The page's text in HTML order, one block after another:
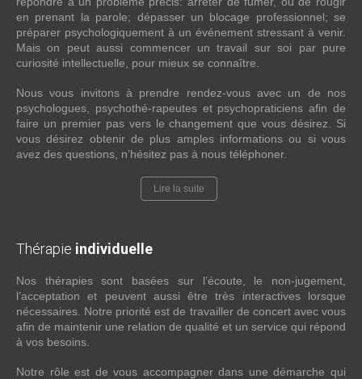
en prenant la parole; dépasser un blocage professionnel; se
préparer psychologiquement à un événement stressant à venir.
Mais on peut aussi commencer un travail sur soi par pure
curiosité intellectuelle, pour mieux se connaître.
Nous vous invitons à prendre rendez-vous avec un de nos
psychologues, psychothé-rapeutes et psychopraticiens afin de
faire un premier pas vers le changement que vous désirez. Si
vous désirez obtenir de plus amples informations ou si vous
avez des questions, n’hésitez pas à nous téléphoner.
Lire la suite
Thérapie individuelle
Nos thérapies sont basées sur l’écoute, le non-jugement,
l’acceptation et peuvent aussi être très interactives lorsque
nécessaires. Notre priorité est de travailler de concert avec vous
afin de maintenir une relation de qualité et un service qui répond
à vos besoins.
Notre rôle est de vous accompagner dans une démarche qui